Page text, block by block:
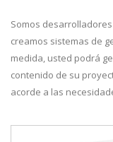
Somos
creamos sistemas de
medida, usted podrá
contenido de su
acorde a las